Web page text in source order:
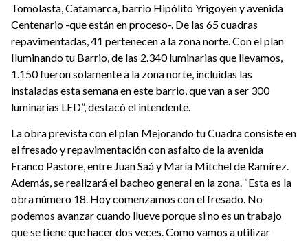
Tomolasta, Catamarca, barrio Hipólito Yrigoyen y avenida
Centenario -que están en proceso-. De las 65 cuadras
repavimentadas, 41 pertenecen a la zona norte. Con el plan
Iluminando tu Barrio, de las 2.340 luminarias que llevamos,
1.150 fueron solamente a la zona norte, incluidas las
instaladas esta semana en este barrio, que van a ser 300
luminarias LED”, destacó el intendente.
La obra prevista con el plan Mejorando tu Cuadra consiste en
el fresado y repavimentación con asfalto de la avenida
Franco Pastore, entre Juan Saá y María Mitchel de Ramírez.
Además, se realizará el bacheo general en la zona. “Esta es la
obra número 18. Hoy comenzamos con el fresado. No
podemos avanzar cuando llueve porque si no es un trabajo
que se tiene que hacer dos veces. Como vamos a utilizar